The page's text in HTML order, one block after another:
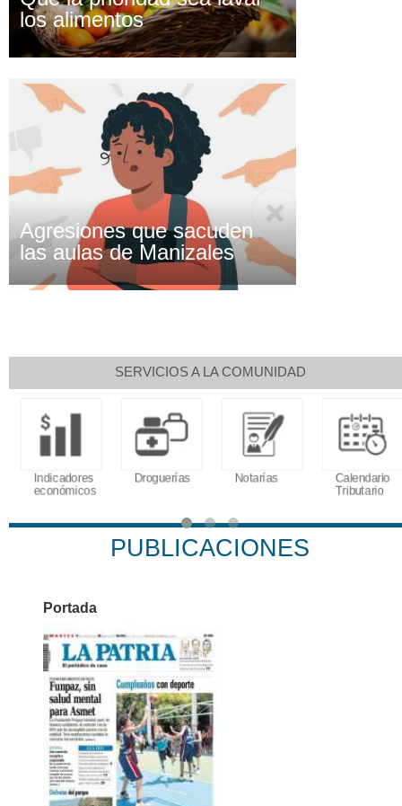
los alimentos
Agresiones que sacuden
las aulas de Manizales
SERVICIOS A LA COMUNIDAD
Indicadores
económicos
Droguerías Notarías
Calendario
Tributario
PUBLICACIONES
Portada